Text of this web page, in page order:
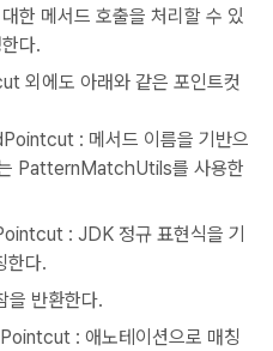
한 메서드 호출을 처리할 수 있
다.
에도 아래와 같은 포인트컷
: 메서드 이름을 기반으
PatternMatchUtils를 사용한
: JDK 정규 표현식을 기
한다.
반환한다.
: 애노테이션으로 매칭